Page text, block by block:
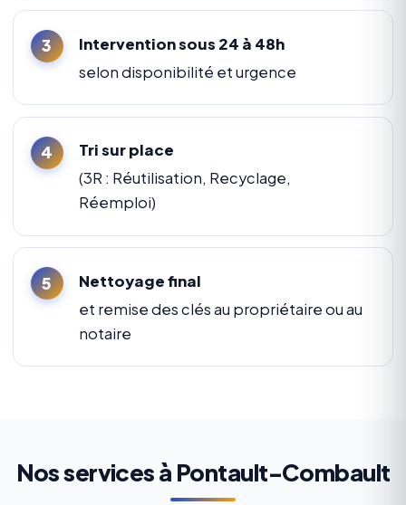
Intervention sous 24 à 48h
selon disponibilité et urgence
Tri sur place
(3R : Réutilisation, Recyclage,
Réemploi)
Nettoyage final
et remise des clés au propriétaire ou au
notaire
Nos services à Pontault-Combault